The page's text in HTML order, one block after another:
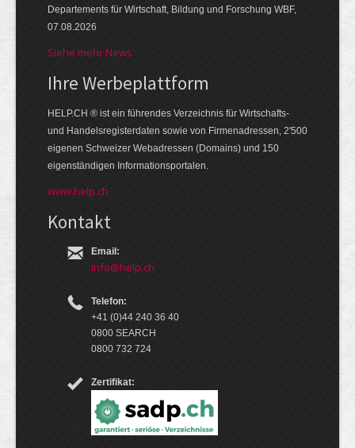
Departements für Wirtschaft, Bildung und Forschung WBF,
07.08.2026
Siehe mehr News
Ihre Werbe­platt­form
HELP.CH ® ist ein führendes Ver­zeich­nis für Wirt­schafts-
und Handels­register­daten so­wie von Firmen­adressen, 2'500
eige­nen Schweizer Web­adressen (Domains) und 150
eigen­ständigen Infor­mations­por­talen.
www.help.ch
Kontakt
Email:
info@help.ch
Telefon:
+41 (0)44 240 36 40
0800 SEARCH
0800 732 724
Zertifikat: